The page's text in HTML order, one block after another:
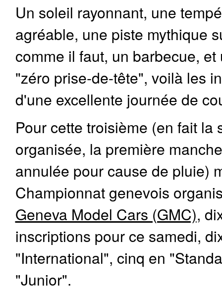
Un soleil rayonnant, une
agréable, une piste mythique
comme il faut, un barbecue,
"zéro prise-de-tête", voilà les
d'une excellente journée de
Pour cette troisième (en fait la
organisée, la première
annulée pour cause de pluie)
Championnat genevois
Geneva Model Cars (GMC),
inscriptions pour ce samedi,
"International", cinq en
"Junior".